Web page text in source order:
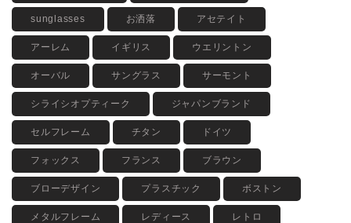
sunglasses お洒落 アセテイト
アーレム イギリス ウエリントン
オーバル サングラス サーモント
シライシオプティーク ジャパンブランド
セルフレーム チタン ドイツ
フォックス フランス ブラウン
ブローデザイン プラスチック ボストン
メタルフレーム レディース レトロ